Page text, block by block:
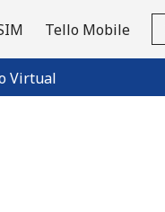
Virtual
Tello Mobile